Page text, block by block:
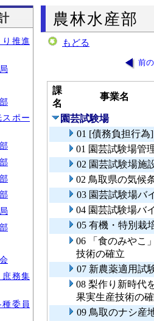
推進
ポー
庶務集
委員
農林水産部
もどる
前
課
名
事業名
園芸試験場
01 [債務負担行
01 園芸試験場管
02 園芸試験場施
02 鳥取県の気候
03 園芸試験場バ
04 園芸試験場バ
05 有機・特別栽
06 「食のみやこ
技術の確立
07 新農薬適用試
08 梨作り新時代
果実生産技術の
09 鳥取のナシ産